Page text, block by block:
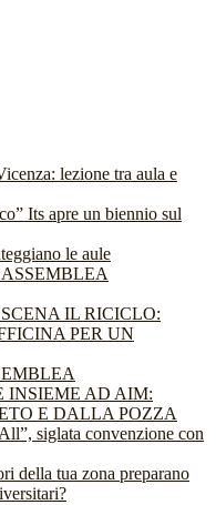
lezione tra aula e
Its apre un biennio sul
le aule
IL RICICLO:
PER UN
INSIEME AD AIM:
E DALLA POZZA
siglata convenzione con
della tua zona preparano